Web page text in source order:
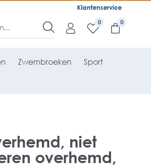
Klantenservice
0
Zwembroeken Sport
niet
overhemd,